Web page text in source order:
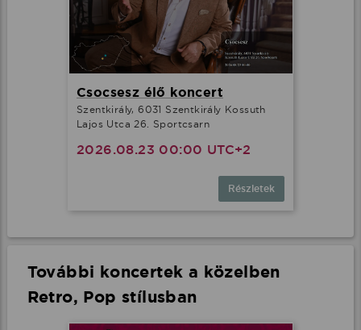
Csocsesz élő koncert
Szentkirály, 6031 Szentkirály Kossuth
Lajos Utca 26. Sportcsarn
2026.08.23 00:00 UTC+2
Részletek
További koncertek a közelben
Retro, Pop stílusban